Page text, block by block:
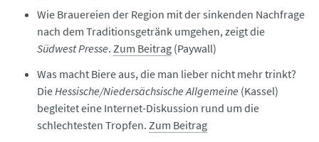
Wie Brauereien der Region mit der sinkenden Nachfrage
nach dem Traditionsgetränk umgehen, zeigt die
Südwest Presse. Zum Beitrag (Paywall)
Was macht Biere aus, die man lieber nicht mehr trinkt?
DieHessische/Niedersächsische Allgemeine (Kassel)
begleitet eine Internet-Diskussion rund um die
schlechtesten Tropfen. Zum Beitrag